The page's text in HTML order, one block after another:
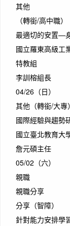
其他
（轉銜/高中職）
最適切的安置—
國立羅東高級工
特教組
李訓榕組長
04/26（日）
其他（轉銜/大專）
國際經驗與趨勢
國立臺北教育大
詹元碩主任
05/02（六）
親職
親職分享
分享（智障）
針對能力安排學